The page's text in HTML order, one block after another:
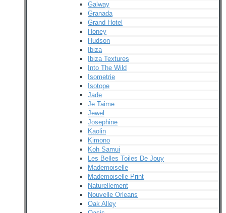
Galway
Granada
Grand Hotel
Honey
Hudson
Ibiza
Ibiza Textures
Into The Wild
Isometrie
Isotope
Jade
Je Taime
Jewel
Josephine
Kaolin
Kimono
Koh Samui
Les Belles Toiles De Jouy
Mademoiselle
Mademoiselle Print
Naturellement
Nouvelle Orleans
Oak Alley